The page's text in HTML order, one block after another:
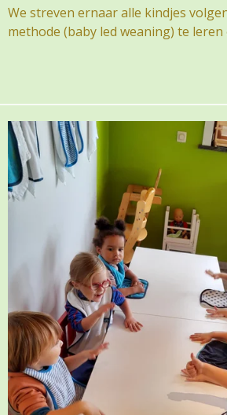
We streven ernaar alle kindjes
methode (baby led weaning) te leren